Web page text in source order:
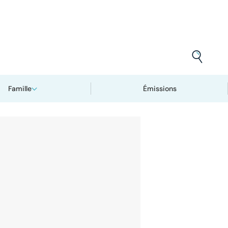
Famille Émissions